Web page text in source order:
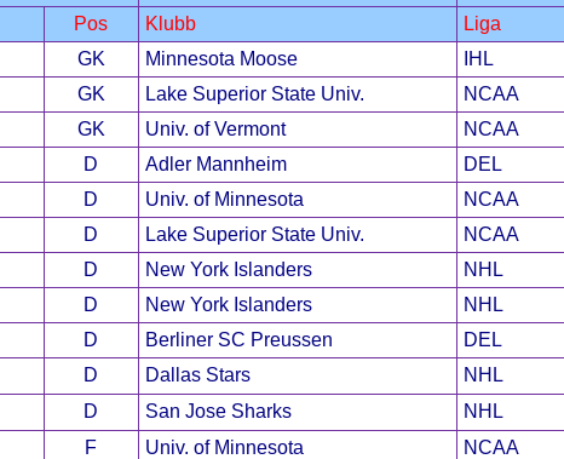
Pos Klubb Liga
GK Minnesota Moose IHL
GK Lake Superior State Univ. NCAA
GK Univ. of Vermont NCAA
D Adler Mannheim DEL
D Univ. of Minnesota NCAA
D Lake Superior State Univ. NCAA
D New York Islanders NHL
D New York Islanders NHL
D Berliner SC Preussen DEL
D Dallas Stars NHL
D San Jose Sharks NHL
F Univ. of Minnesota NCAA